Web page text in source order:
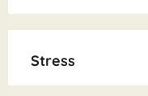
Stress